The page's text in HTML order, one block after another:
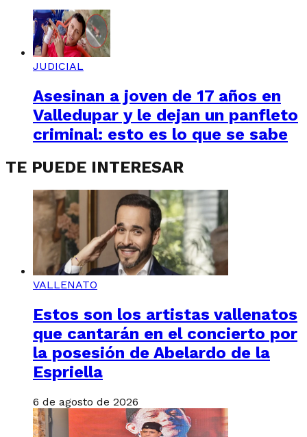
JUDICIAL
Asesinan a joven de 17 años en
Valledupar y le dejan un panfleto
criminal: esto es lo que se sabe
TE PUEDE INTERESAR
VALLENATO
Estos son los artistas vallenatos
que cantarán en el concierto por
la posesión de Abelardo de la
Espriella
6 de agosto de 2026